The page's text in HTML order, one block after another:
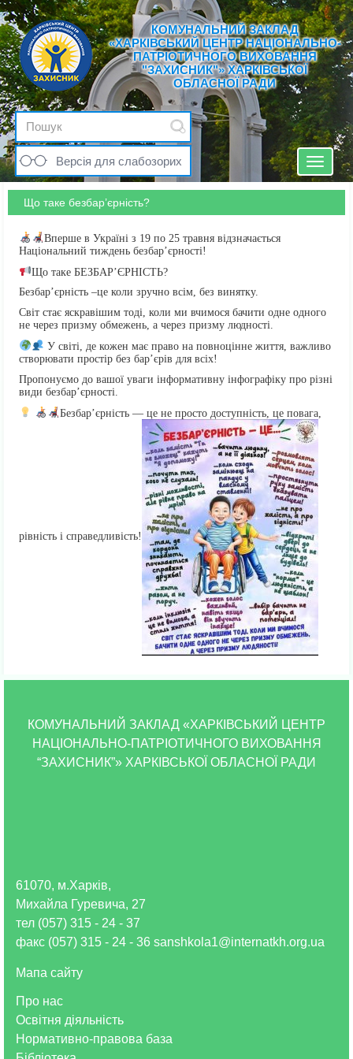
КОМУНАЛЬНИЙ ЗАКЛАД
«ХАРКІВСЬКИЙ ЦЕНТР НАЦІОНАЛЬНО-
ПАТРІОТИЧНОГО ВИХОВАННЯ
"ЗАХИСНИК"» ХАРКІВСЬКОЇ
ОБЛАСНОЇ РАДИ
Версія для слабозорих
Toggle
Що таке безбар’єрність?
Вперше в Україні з 19 по 25 травня відзначається
Національний тиждень безбар’єрності!
Що таке БЕЗБАР’ЄРНІСТЬ?
Безбар’єрність –це коли зручно всім, без винятку.
Світ стає яскравішим тоді, коли ми вчимося бачити одне одного
не через призму обмежень, а через призму людності.
У світі, де кожен має право на повноцінне життя, важливо
створювати простір без бар’єрів для всіх!
Пропонуємо до вашої уваги інформативну інфографіку про різні
види безбар’єрності.
Безбар’єрність — це не просто доступність, це повага,
рівність і справедливість!
КОМУНАЛЬНИЙ ЗАКЛАД «ХАРКІВСЬКИЙ ЦЕНТР
НАЦІОНАЛЬНО-ПАТРІОТИЧНОГО ВИХОВАННЯ
“ЗАХИСНИК”» ХАРКІВСЬКОЇ ОБЛАСНОЇ РАДИ
Про нас
Освітня діяльність
Нормативно-правова база
61070, м.Харків,
Михайла Гуревича, 27
тел (057) 315 - 24 - 37
факс (057) 315 - 24 - 36 sanshkola1@internatkh.org.ua
Мапа сайту